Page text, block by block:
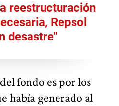
reestructuración
Repsol
desastre"
fondo es por los
había generado al